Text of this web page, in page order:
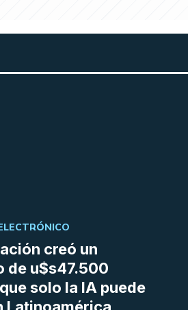
creó un
de u$s47.500
solo la IA puede